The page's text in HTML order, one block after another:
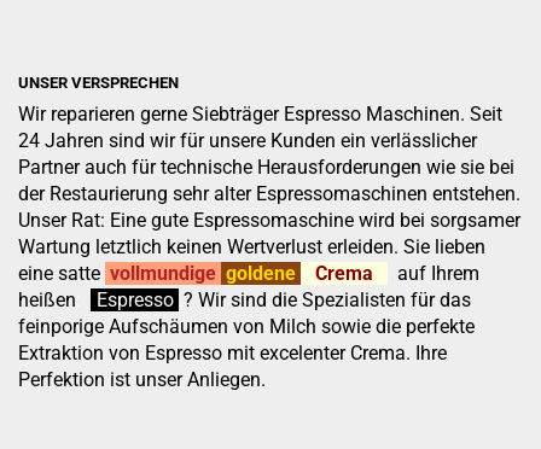
UNSER VERSPRECHEN
Wir reparieren gerne Siebträger Espresso Maschinen. Seit
24 Jahren sind wir für unsere Kunden ein verlässlicher
Partner auch für technische Herausforderungen wie sie bei
der Restaurierung sehr alter Espressomaschinen entstehen.
Unser Rat: Eine gute Espressomaschine wird bei sorgsamer
Wartung letztlich keinen Wertverlust erleiden. Sie lieben
eine satte vollmundige goldene Crema
auf Ihrem
heißen
Espresso ? Wir sind die Spezialisten für das
feinporige Aufschäumen von Milch sowie die perfekte
Extraktion von Espresso mit excelenter Crema. Ihre
Perfektion ist unser Anliegen.